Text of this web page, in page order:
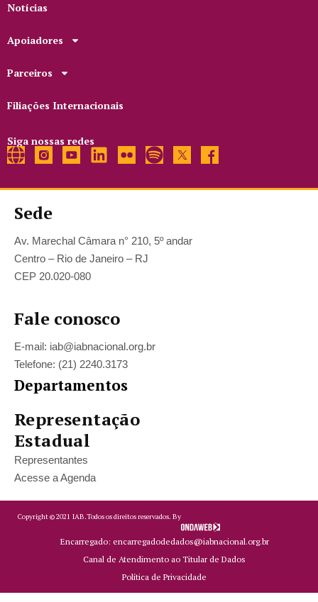
Notícias
Apoiadores
Parceiros
Filiações Internacionais
Siga nossas redes
Sede
Av. Marechal Câmara n° 210, 5º andar
Centro – Rio de Janeiro – RJ
CEP 20.020-080
Fale conosco
E-mail: iab@iabnacional.org.br
Telefone: (21) 2240.3173
Departamentos
Representação
Estadual
Representantes
Acesse a Agenda
Copyright ©2021 IAB.Todos os direitos reservados. By
Encarregado: encarregadodedados@iabnacional.org.br
Canal de Atendimento ao Titular de Dados
Política de Privacidade